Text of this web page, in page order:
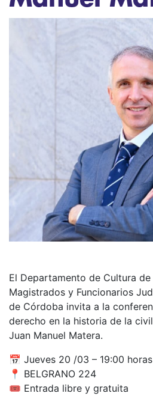
El Departamento de Cultura
Magistrados y Funcionarios
de Córdoba invita a la
derecho en la historia de la
Juan Manuel Matera.
📅 Jueves 20 /03 – 19:00 horas
📍 BELGRANO 224
🎟 Entrada libre y gratuita